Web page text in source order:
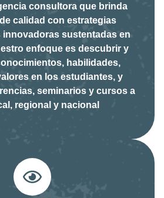
consultora que brinda
calidad con estrategias
sustentadas en
enfoque es descubrir y
habilidades,
en los estudiantes, y
seminarios y cursos a
regional y nacional